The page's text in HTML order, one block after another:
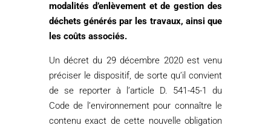
modalités d’enlèvement et de gestion des
déchets générés par les travaux, ainsi que
les coûts associés.
Un décret du 29 décembre 2020 est venu
préciser le dispositif, de sorte qu’il convient
de se reporter à l’article D. 541-45-1 du
Code de l’environnement pour connaître le
contenu exact de cette nouvelle obligation